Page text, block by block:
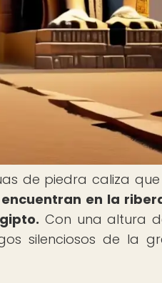
de piedra caliza
en la
Con una altura
silenciosos de la